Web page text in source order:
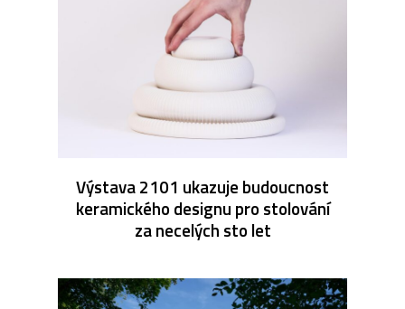
Výstava 2101 ukazuje budoucnost
keramického designu pro stolování
za necelých sto let